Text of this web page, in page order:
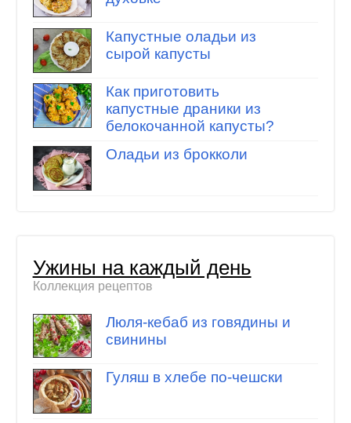
Капустные оладьи из
сырой капусты
Как приготовить
капустные драники из
белокочанной капусты?
Оладьи из брокколи
Ужины на каждый день
Коллекция рецептов
Люля-кебаб из говядины и
свинины
Гуляш в хлебе по-чешски